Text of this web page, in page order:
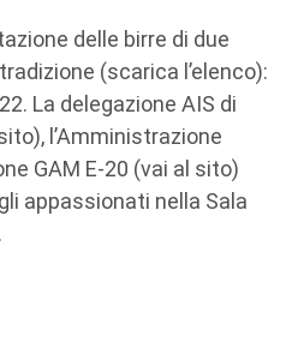
delle birre di due
(scarica l’elenco):
La delegazione AIS di
l’Amministrazione
GAM E-20 (vai al sito)
appassionati nella Sala